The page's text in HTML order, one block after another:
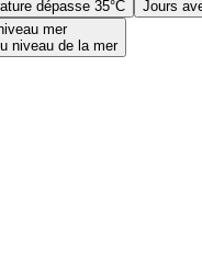
dépasse 35°C
Jours
mer
niveau de la mer